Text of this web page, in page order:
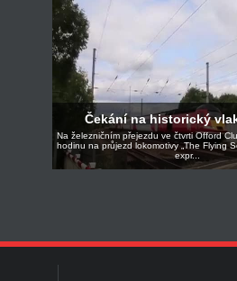
Čekání na historický
Na železničním přejezdu ve čtvrti Offord
hodinu na průjezd lokomotivy „The Flying
expr...